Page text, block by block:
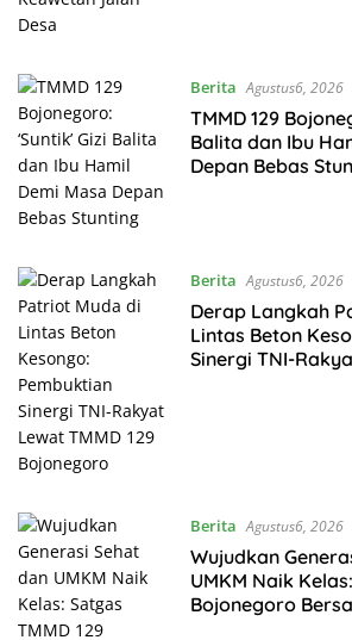
Berita Agustus6, 2026
TMMD 129
Balita dan Ibu
Depan Bebas
Berita Agustus6, 2026
Derap Langkah
Lintas Beton
Sinergi TNI-
Berita Agustus6, 2026
Wujudkan
UMKM Naik
Bojonegoro